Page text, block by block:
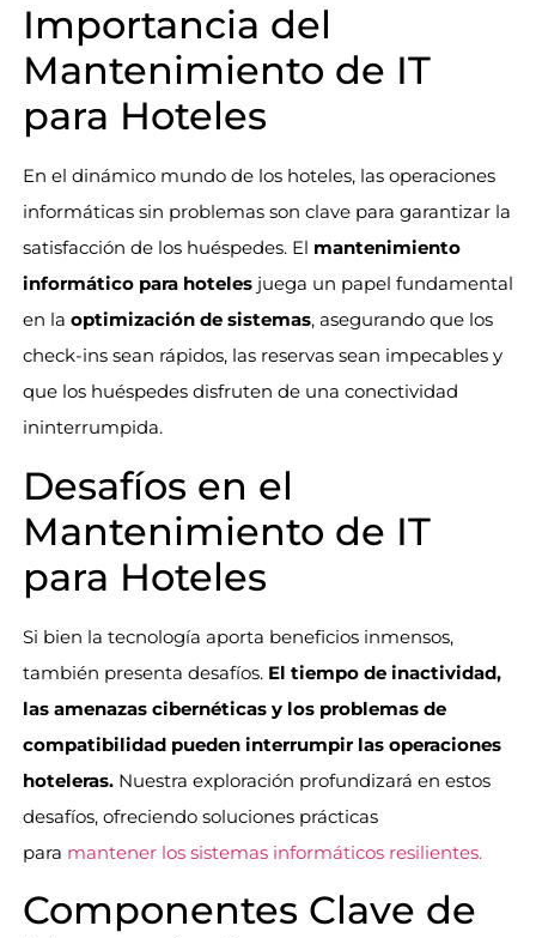
Importancia del
Mantenimiento de IT
para Hoteles
En el dinámico mundo de los hoteles, las operaciones
informáticas sin problemas son clave para garantizar la
satisfacción de los huéspedes. El mantenimiento
informático para hotelesjuega un papel fundamental
en la optimización de sistemas, asegurando que los
check-ins sean rápidos, las reservas sean impecables y
que los huéspedes disfruten de una conectividad
ininterrumpida.
Desafíos en el
Mantenimiento de IT
para Hoteles
Si bien la tecnología aporta beneficios inmensos,
también presenta desafíos. El tiempo de inactividad,
las amenazas cibernéticas y los problemas de
compatibilidad pueden interrumpir las operaciones
hoteleras.Nuestra exploración profundizará en estos
desafíos, ofreciendo soluciones prácticas
para mantener los sistemas informáticos resilientes.
Componentes Clave de